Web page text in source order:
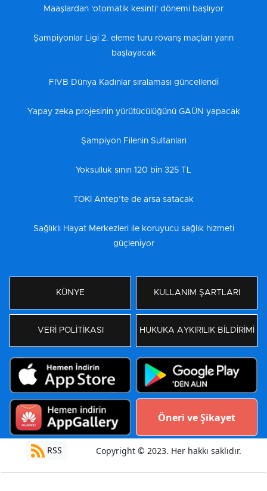
Maaşlardan 'otomatik kesinti' dönemi başlıyor
Şampiyonlar Ligi 2. eleme turu rövanş maçları yarın
başlayacak
FIVB Dünya Kadınlar sıralaması güncellendi
Yapay zeka projesinin yürütücülüğünü GAÜN yapacak
Şampiyon Filenin Sultanları
Yoksulluk sınırı 120 bin 325 TL
TOKİ Antep’te de arsa satacak
Sağlıklı Hayat Merkezleri ile koruyucu sağlık hizmeti
güçleniyor
KÜNYE KULLANIM ŞARTLARI
VERİ POLİTİKASI HUKUKA AYKIRILIK BİLDİRİMİ
Öneri ve Şikayet
RSS Copyright © 2023. Her hakkı saklıdır.